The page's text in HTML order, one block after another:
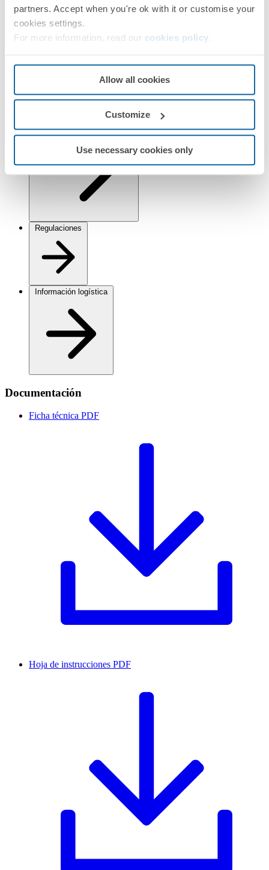
partners. Accept when you're ok with it or customise your
cookies settings.
For more information, read our cookies policy
Allow all cookies
Customize
Use necessary cookies only
Instalación y mantenimiento
Documentación
Ficha técnica PDF
Hoja de instrucciones PDF